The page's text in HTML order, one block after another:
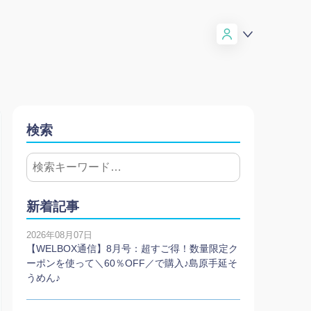
検索
新着記事
2026年08月07日
【WELBOX通信】8月号：超すご得！数量限定ク
ーポンを使って＼60％OFF／で購入♪島原手延そ
うめん♪